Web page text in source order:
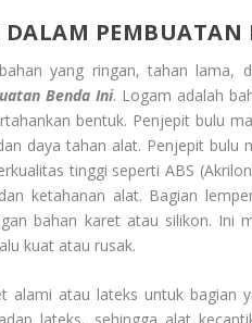
PEMBUATAN
yang ringan, tahan lama,
Benda Ini. Logam adalah
bentuk. Penjepit bulu
daya tahan alat. Penjepit bulu
tinggi seperti ABS
ketahanan alat. Bagian
bahan karet atau silikon. Ini
kuat atau rusak.
alami atau lateks untuk bagian